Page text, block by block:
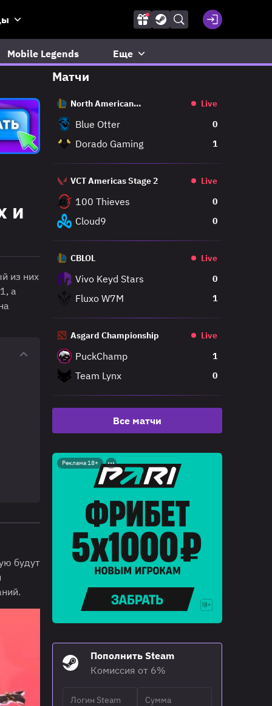
Mobile Legends Еще
и
из них
а
будут
Матчи
North American
Live
Blue Otter 0
Dorado Gaming 1
VCT Americas Stage 2 Live
100 Thieves 0
Cloud9 0
CBLOL Live
Vivo Keyd Stars 0
Fluxo W7M 1
Asgard Championship Live
PuckChamp 1
Team Lynx 0
Все матчи
Реклама 18+
Пополнить Steam
Комиссия от 6%